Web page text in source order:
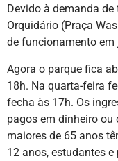
Devido à demanda
Orquidário (Praça
de funcionamento em
Agora o parque fica
18h. Na quarta-feira
fecha às 17h. Os
pagos em dinheiro ou
maiores de 65 anos
12 anos, estudantes